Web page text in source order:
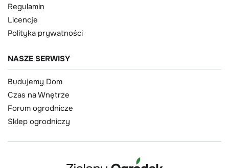
Regulamin
Licencje
Polityka prywatności
NASZE SERWISY
Budujemy Dom
Czas na Wnętrze
Forum ogrodnicze
Sklep ogrodniczy